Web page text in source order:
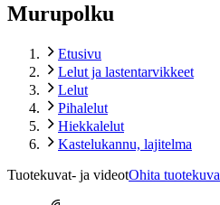
Murupolku
Etusivu
Lelut ja lastentarvikkeet
Lelut
Pihalelut
Hiekkalelut
Kastelukannu, lajitelma
Tuotekuvat- ja videotOhita tuotekuva